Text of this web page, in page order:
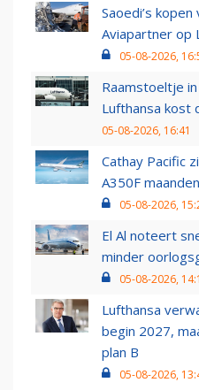
Saoedi’s
Aviapartner op
05-08-2026,
Raamstoeltje
Lufthansa kost
05-08-2026, 16:41
Cathay Pacific
A350F
05-08-2026,
El Al noteert
minder
05-08-2026,
Lufthansa
begin 2027,
plan B
05-08-2026,